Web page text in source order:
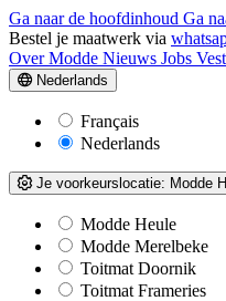
Ga naar de hoofdinhoud Ga
Bestel je maatwerk via
Over Modde Nieuws Jobs
Nederlands
Français
Nederlands
Je voorkeurslocatie: Modde
Modde Heule
Modde Merelbeke
Toitmat Doornik
Toitmat Frameries